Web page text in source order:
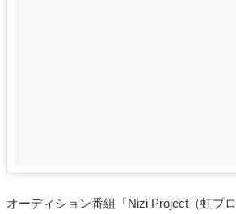
オーディション番組「Nizi Project（虹プ